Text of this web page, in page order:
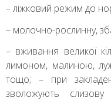
– ліжковий режим до
– молочно-рослинну,
– вживання великої
лимоном, малиною,
тощо; – при
зволожують слизову